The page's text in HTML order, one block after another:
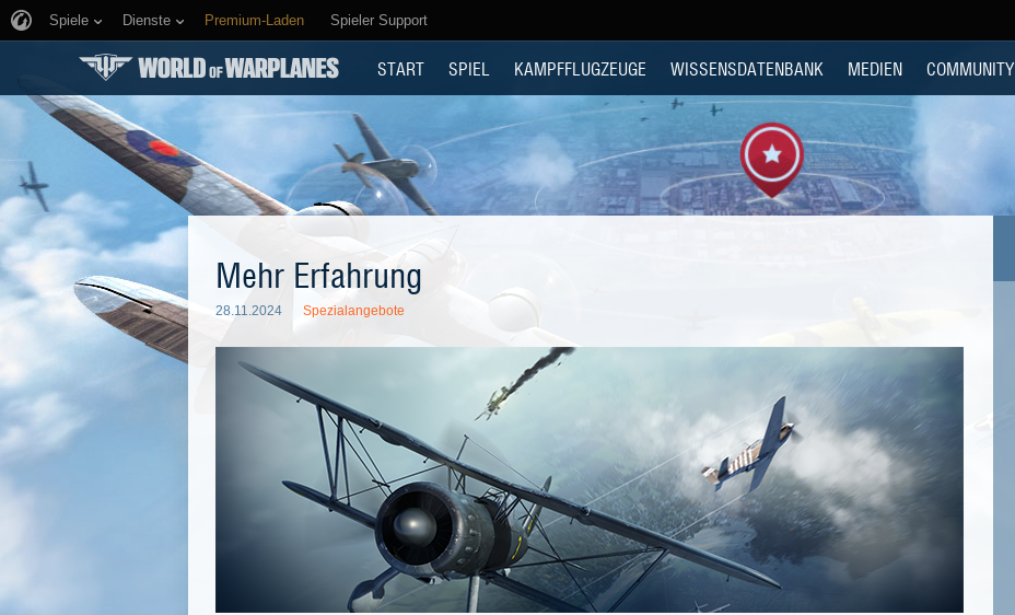
Spiele Dienste Premium-Laden Spieler Support
START SPIEL KAMPFFLUGZEUGE WISSENSDATENBANK MEDIEN COMMUNITY
Mehr Erfahrung
28.11.2024 Spezialangebote